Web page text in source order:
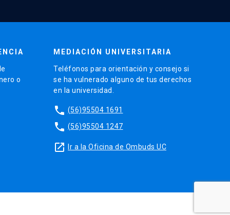
o
MEDIACIÓN UNIVERSITARIA
Teléfonos para orientación y consejo si
se ha vulnerado alguno de tus derechos
en la universidad.
phone (56)95504 1691
phone (56)95504 1247
launch Ir a la Oficina de Ombuds UC